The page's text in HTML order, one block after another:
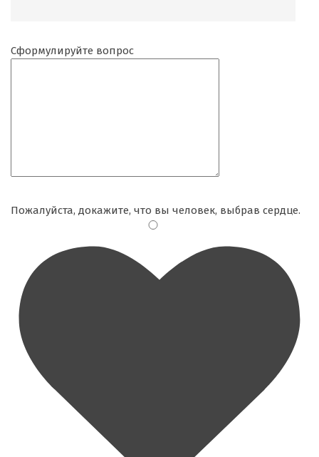
Сформулируйте вопрос
Пожалуйста, докажите, что вы человек, выбрав сердце.